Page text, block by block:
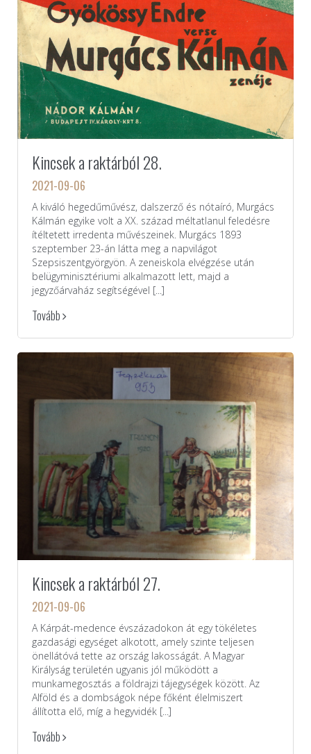
Kincsek a raktárból 28.
2021-09-06
A kiváló hegedűművész, dalszerző és nótaíró, Murgács
Kálmán egyike volt a XX. század méltatlanul feledésre
ítéltetett irredenta művészeinek. Murgács 1893
szeptember 23-án látta meg a napvilágot
Szepsiszentgyörgyön. A zeneiskola elvégzése után
belügyminisztériumi alkalmazott lett, majd a
jegyzőárvaház segítségével [...]
Tovább
Kincsek a raktárból 27.
2021-09-06
A Kárpát-medence évszázadokon át egy tökéletes
gazdasági egységet alkotott, amely szinte teljesen
önellátóvá tette az ország lakosságát. A Magyar
Királyság területén ugyanis jól működött a
munkamegosztás a földrajzi tájegységek között. Az
Alföld és a dombságok népe főként élelmiszert
állította elő, míg a hegyvidék [...]
Tovább